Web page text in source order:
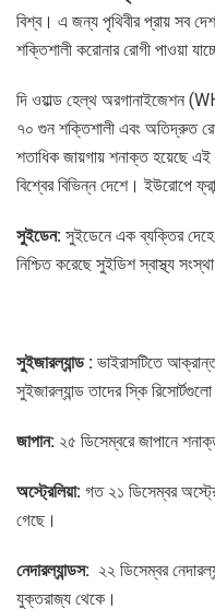
বিশ্ব। এ জন্য পৃথিবীর প্রায় সব
শক্তিশালী করোনার রোগী পাওয়া
দি ওয়াল্ড হেল্থ অরগানাইজেশন
৭০ গুন শক্তিশালী এবং অতিদ্রুত
শতাধিক জায়গায় শনাক্ত হয়েছে এই
বিশ্বের বিভিন্ন দেশে। ইউরোপে
সুইডেন: সুইডেনে এক ব্যক্তির
নিশ্চিত করেছে সুইডিশ স্বাস্থ্য
সুইজারল্যান্ড : ভাইরাসটিতে
সুইজারল্যান্ড তাদের স্কি
জাপান: ২৫ ডিসেম্বরে জাপানে
অস্ট্রেলিয়া: গত ২১ ডিসেম্বর
গেছে।
নেদারল্যান্ডস: ২২ ডিসেম্বর
যুক্তরাজ্য থেকে।